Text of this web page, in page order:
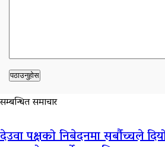
सम्बन्धित समाचार
देउवा पक्षको निबेदनमा सर्बौच्चले